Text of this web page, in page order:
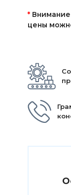
*
цены